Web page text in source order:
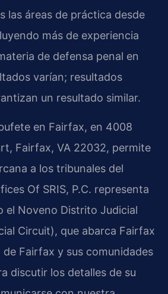
las áreas de práctica desde
más de experiencia
de defensa penal en
varían; resultados
un resultado similar.
en Fairfax, en 4008
Fairfax, VA 22032, permite
a los tribunales del
Of SRIS, P.C. representa
el Noveno Distrito Judicial
Circuit), que abarca Fairfax
de Fairfax y sus comunidades
discutir los detalles de su